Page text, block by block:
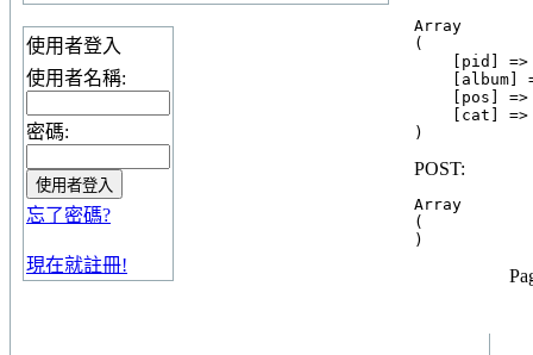
使用者登入
使用者名稱:
密碼:
忘了密碼?
現在就註冊!
Array
(
[pid] =>
[album]
[pos] =>
[cat]
POST:
Array
(